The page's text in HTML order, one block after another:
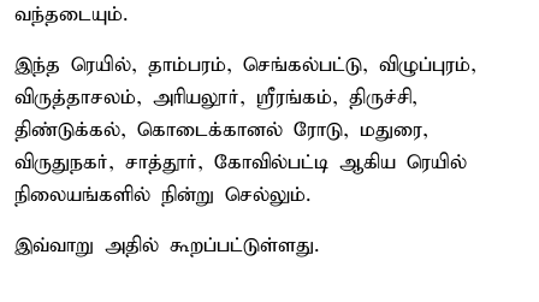
வந்தடையும்.
இந்த ரெயில், தாம்பரம், செங்கல்பட்டு, விழுப்புரம்,
விருத்தாசலம், அரியலூர், ஸ்ரீரங்கம், திருச்சி,
திண்டுக்கல், கொடைக்கானல் ரோடு, மதுரை,
விருதுநகர், சாத்தூர், கோவில்பட்டி ஆகிய ரெயில்
நிலையங்களில் நின்று செல்லும்.
இவ்வாறு அதில் கூறப்பட்டுள்ளது.